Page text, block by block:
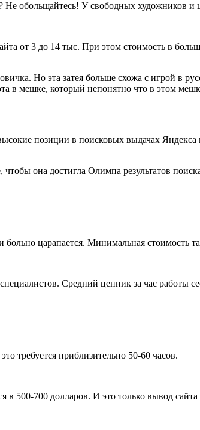
Не обольщайтесь! У свободных художников
от 3 до 14 тыс. При этом стоимость в
Но эта затея больше схожа с игрой в
в мешке, который непонятно что в этом
позиции в поисковых выдачах
она достигла Олимпа результатов
царапается. Минимальная стоимость
Средний ценник за час работы
требуется приблизительно 50-60 часов.
500-700 долларов. И это только вывод